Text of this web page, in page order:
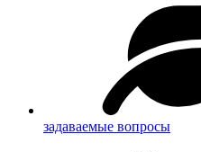
задаваемые вопросы